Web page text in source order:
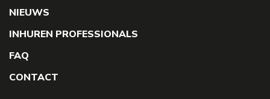
NIEUWS
INHUREN PROFESSIONALS
FAQ
CONTACT